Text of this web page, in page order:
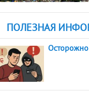
ПОЛЕЗНАЯ